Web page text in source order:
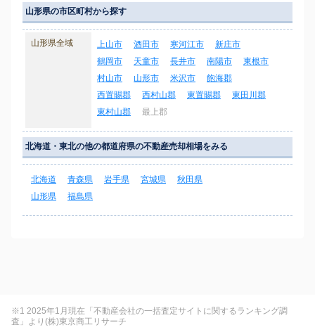
山形県の市区町村から探す
山形県全域 上山市 酒田市 寒河江市
新庄市
鶴岡市
天童市 長井市 南陽市
東根市
村山市
山形市 米沢市
飽海郡
西置賜郡
西村山郡 東置賜郡
東田川郡
東村山郡
最上郡
北海道・東北の他の都道府県の不動産売却相場をみる
北海道 青森県 岩手県 宮城県
秋田県
山形県
福島県
※1 2025年1月現在「不動産会社の一括査定サイトに関するランキング調
査」より(株)東京商工リサーチ